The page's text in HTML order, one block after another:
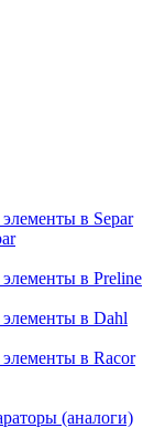
в Separ
в Preline
в Dahl
в Racor
(аналоги)